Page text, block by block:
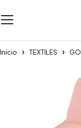
Inicio TEXTILES